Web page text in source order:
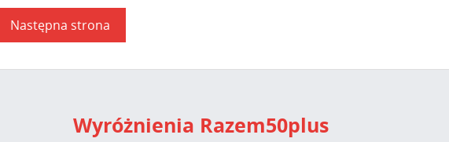
Następna strona
Wyróżnienia Razem50plus